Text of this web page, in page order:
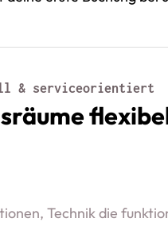
& serviceorientiert
Technik die